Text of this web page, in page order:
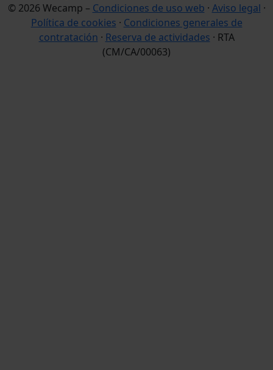
© 2026 Wecamp – Condiciones de uso web · Aviso legal ·
Política de cookies · Condiciones generales de
contratación · Reserva de actividades · RTA
(CM/CA/00063)